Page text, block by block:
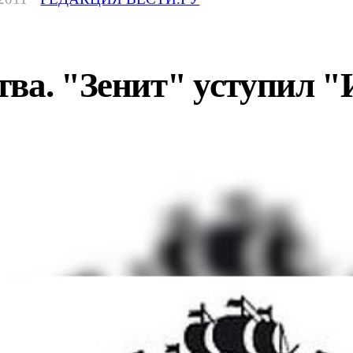
"Зенит" уступил